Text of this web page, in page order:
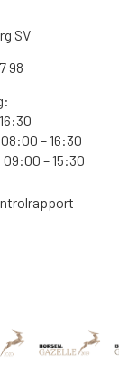
SV
98
– 16:30
– 15:30